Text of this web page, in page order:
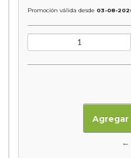
Promoción válida desde 03-08-
←